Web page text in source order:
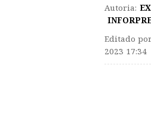
Autoria:
Editado
2023 17:34